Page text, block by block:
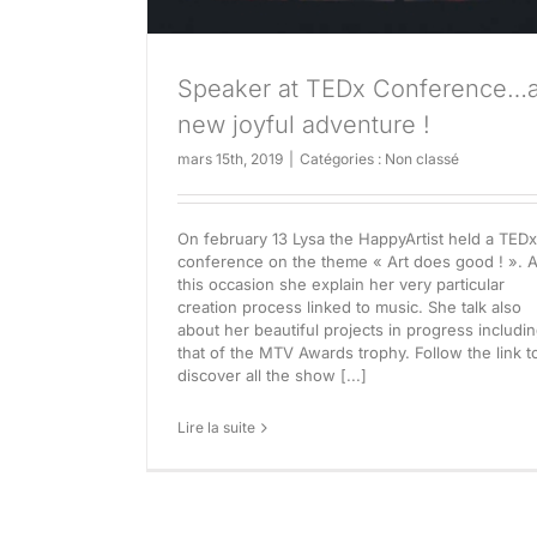
Speaker at TEDx
new joyful adventure !
mars 15th, 2019 Catégories : Non classé
On february 13 Lysa the HappyArtist held a TEDx
conference on the theme « Art does good ! ».
this occasion she explain her very particular
creation process linked to music. She talk also
about her beautiful projects in progress
that of the MTV Awards trophy. Follow the link
discover all the show [...]
Lire la suite